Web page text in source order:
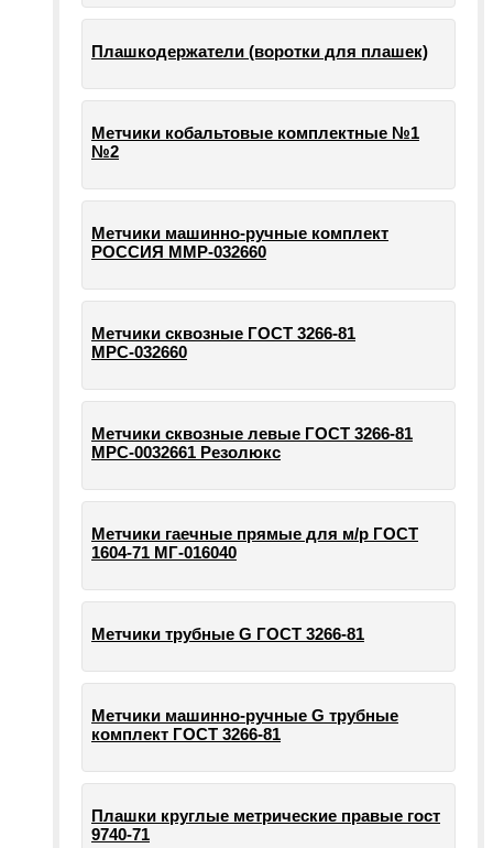
Плашкодержатели (воротки для плашек)
Метчики кобальтовые комплектные №1
№2
Метчики машинно-ручные комплект
РОССИЯ ММР-032660
Метчики сквозные ГОСТ 3266-81
МРС-032660
Метчики сквозные левые ГОСТ 3266-81
МРС-0032661 Резолюкс
Метчики гаечные прямые для м/р ГОСТ
1604-71 МГ-016040
Метчики трубные G ГОСТ 3266-81
Метчики машинно-ручные G трубные
комплект ГОСТ 3266-81
Плашки круглые метрические правые гост
9740-71